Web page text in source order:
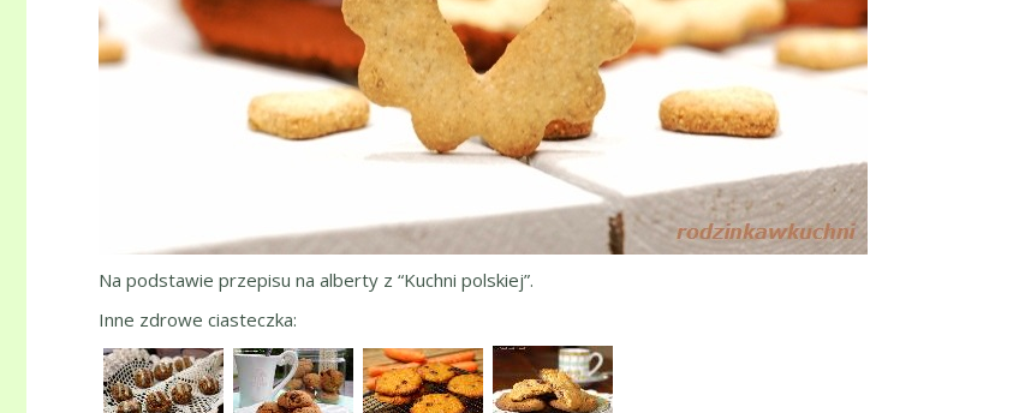
Na podstawie przepisu na alberty z “Kuchni polskiej”.
Inne zdrowe ciasteczka: